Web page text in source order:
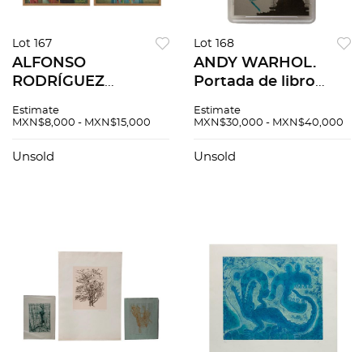
Lot 167
ALFONSO
RODRÍGUEZ
de Niños, con trajes
fechados 80 Óleo
Estimate
MXN$8,000 - MXN$15,000
Unsold
Lot 168
ANDY WARHOL.
Portada de libro
Firmada por el
digital. 20 x 15 cm
Estimate
MXN$30,000 - MXN$40,000
Unsold